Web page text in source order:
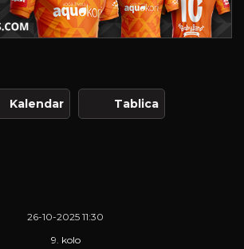
Kalendar Tablica
26-10-2025 11:30
9. kolo